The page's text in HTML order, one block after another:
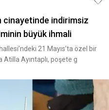
cinayetinde indirimsiz
büyük ihmali
21 Mayıs’ta özel bir
Ayıntaplı, poşete g